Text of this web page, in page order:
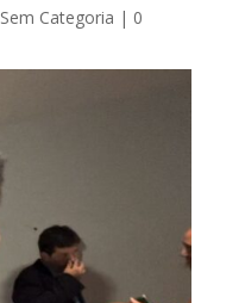
Sem Categoria | 0